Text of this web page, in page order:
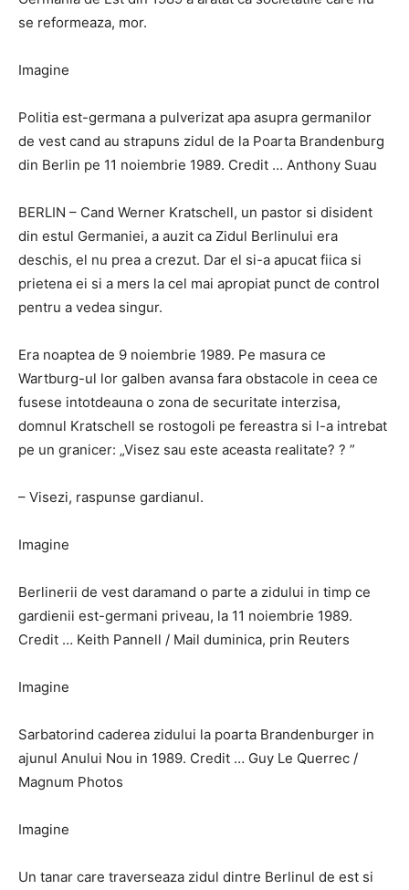
se reformeaza, mor.
Imagine
Politia est-germana a pulverizat apa asupra germanilor
de vest cand au strapuns zidul de la Poarta Brandenburg
din Berlin pe 11 noiembrie 1989. Credit … Anthony Suau
BERLIN – Cand Werner Kratschell, un pastor si disident
din estul Germaniei, a auzit ca Zidul Berlinului era
deschis, el nu prea a crezut. Dar el si-a apucat fiica si
prietena ei si a mers la cel mai apropiat punct de control
pentru a vedea singur.
Era noaptea de 9 noiembrie 1989. Pe masura ce
Wartburg-ul lor galben avansa fara obstacole in ceea ce
fusese intotdeauna o zona de securitate interzisa,
domnul Kratschell se rostogoli pe fereastra si l-a intrebat
pe un granicer: „Visez sau este aceasta realitate? ? ”
– Visezi, raspunse gardianul.
Imagine
Berlinerii de vest daramand o parte a zidului in timp ce
gardienii est-germani priveau, la 11 noiembrie 1989.
Credit … Keith Pannell / Mail duminica, prin Reuters
Imagine
Sarbatorind caderea zidului la poarta Brandenburger in
ajunul Anului Nou in 1989. Credit … Guy Le Querrec /
Magnum Photos
Imagine
Un tanar care traverseaza zidul dintre Berlinul de est si